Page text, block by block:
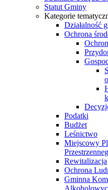
Statut Gminy
Kategorie
Działalność
Ochrona
Podatki
Budżet
Leśnictwo
Miejscowy
Rewitalizacja
Ochrona
Gminna